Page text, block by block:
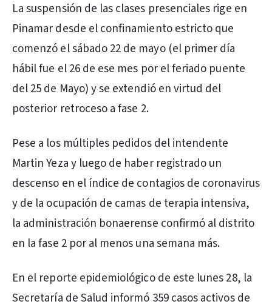
La suspensión de las clases presenciales rige en
Pinamar desde el confinamiento estricto que
comenzó el sábado 22 de mayo (el primer día
hábil fue el 26 de ese mes por el feriado puente
del 25 de Mayo) y se extendió en virtud del
posterior retroceso a fase 2.
Pese a los múltiples pedidos del intendente
Martin Yeza y luego de haber registrado un
descenso en el índice de contagios de coronavirus
y de la ocupación de camas de terapia intensiva,
la administración bonaerense confirmó al distrito
en la fase 2 por al menos una semana más.
En el reporte epidemiológico de este lunes 28, la
Secretaría de Salud informó 359 casos activos de